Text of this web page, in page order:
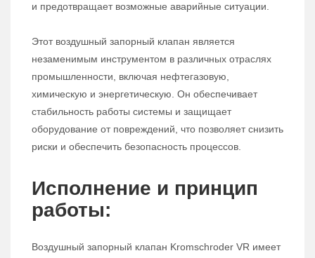
и предотвращает возможные аварийные ситуации.
Этот воздушный запорный клапан является
незаменимым инструментом в различных отраслях
промышленности, включая нефтегазовую,
химическую и энергетическую. Он обеспечивает
стабильность работы системы и защищает
оборудование от повреждений, что позволяет снизить
риски и обеспечить безопасность процессов.
Исполнение и принцип
работы:
Воздушный запорный клапан Kromschroder VR имеет